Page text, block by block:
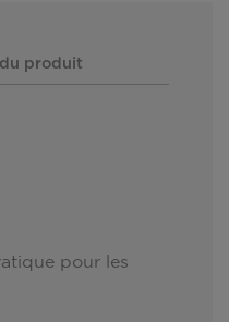
produit
pour les